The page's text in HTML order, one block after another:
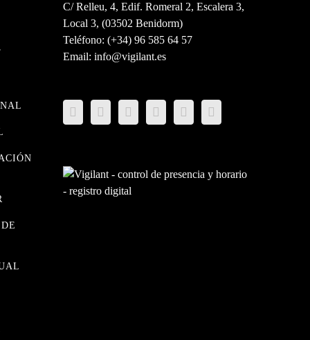
C/ Relleu, 4, Edif. Romeral 2, Escalera 3,
Local 3, (03502 Benidorm)
Teléfono: (+34) 96 585 64 57
Email: info@vigilant.es